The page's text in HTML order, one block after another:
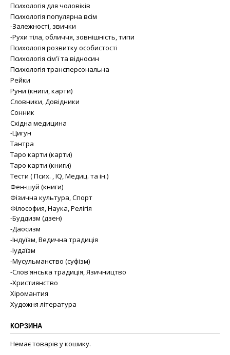
Психологія для чоловіків
Психологія популярна всім
-Залежності, звички
-Рухи тіла, обличчя, зовнішність, типи
Психологія розвитку особистості
Психологія сім'ї та відносин
Психологія трансперсональна
Рейки
Руни (книги, карти)
Словники, Довідники
Сонник
Східна медицина
-Цигун
Тантра
Таро карти (карти)
Таро карти (книги)
Тести ( Псих. , IQ, Медиц. та ін.)
Фен-шуй (книги)
Фізична культура, Спорт
Філософия, Наука, Релігія
-Буддизм (дзен)
-Даосизм
-Індуїзм, Ведична традиція
-Іудаїзм
-Мусульманство (суфізм)
-Слов'янська традиція, Язичництво
-Християнство
Хіромантия
Художня література
КОРЗИНА
Немає товарів у кошику.